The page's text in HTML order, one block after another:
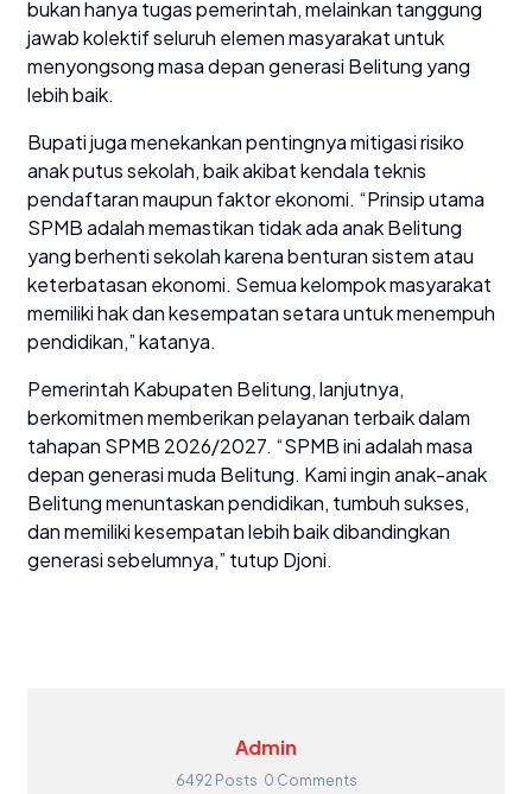
bukan hanya tugas pemerintah, melainkan tanggung
jawab kolektif seluruh elemen masyarakat untuk
menyongsong masa depan generasi Belitung yang
lebih baik.
Bupati juga menekankan pentingnya mitigasi risiko
anak putus sekolah, baik akibat kendala teknis
pendaftaran maupun faktor ekonomi. “Prinsip utama
SPMB adalah memastikan tidak ada anak Belitung
yang berhenti sekolah karena benturan sistem atau
keterbatasan ekonomi. Semua kelompok masyarakat
memiliki hak dan kesempatan setara untuk menempuh
pendidikan,” katanya.
Pemerintah Kabupaten Belitung, lanjutnya,
berkomitmen memberikan pelayanan terbaik dalam
tahapan SPMB 2026/2027. “SPMB ini adalah masa
depan generasi muda Belitung. Kami ingin anak-anak
Belitung menuntaskan pendidikan, tumbuh sukses,
dan memiliki kesempatan lebih baik dibandingkan
generasi sebelumnya,” tutup Djoni.
Admin
6492 Posts 0 Comments